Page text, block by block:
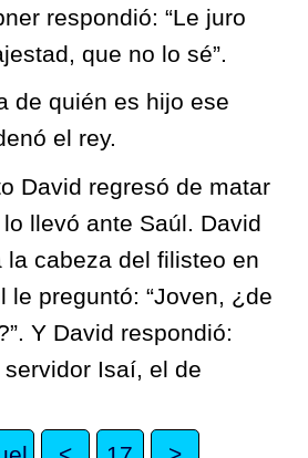
respondió: “Le juro
que no lo sé”.
de quién es hijo ese
el rey.
David regresó de matar
llevó ante Saúl. David
cabeza del filisteo en
le preguntó: “Joven, ¿de
Y David respondió:
servidor Isaí, el de